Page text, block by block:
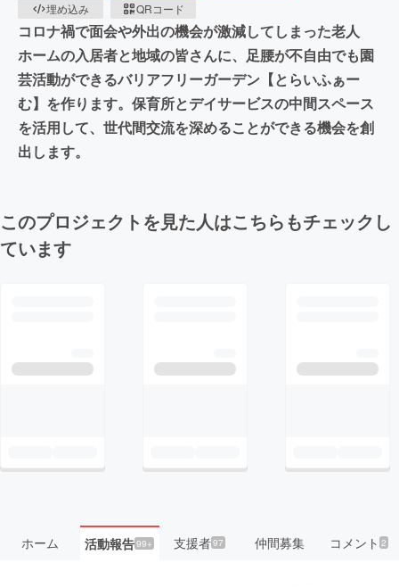
埋め込み
QRコード
コロナ禍で面会や外出の機会が激減してしまった老人
ホームの入居者と地域の皆さんに、足腰が不自由でも園
芸活動ができるバリアフリーガーデン【とらいふぁー
む】を作ります。保育所とデイサービスの中間スペース
を活用して、世代間交流を深めることができる機会を創
出します。
このプロジェクトを見た人はこちらもチェックし
ています
ホーム 活動報告99+ 支援者97 仲間募集 コメント2